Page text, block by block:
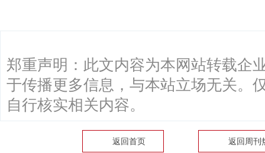
郑重声明：此文内容为本网站转载企
于传播更多信息，与本站立场无关。
自行核实相关内容。
返回首页 返回 周刊